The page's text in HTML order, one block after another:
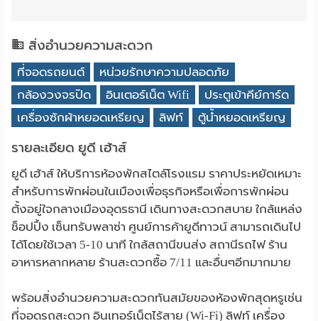
สิ่งอำนวยความสะดวก
ที่จอดรถยนต์
หน่วยรักษาความปลอดภัย
กล้องวงจรปิด
อินเตอร์เน็ต Wifi
ประตูเข้าคีย์การ์ด
เครื่องซักผ้าหยอดเหรียญ
ลิฟท์ ตู้น้ำหยอดเหรียญ
รายละเอียด ยูดี เฮ้าส์
ยูดี เฮ้าส์ ให้บริการห้องพักสไตล์โรงแรม ราคาประหยัดเหมาะ
สำหรับการพักผ่อนในเมืองเพื่อธุรกิจหรือเพื่อการพักผ่อน
ตั้งอยู่ใจกลางเมืองอุดรธานี เดินทางสะดวกสบาย ใกล้แหล่ง
ช็อปปิ้ง เซ็นทรับพลาซ่า ศูนย์การค้ายูดีทาวน์ สามารถเดินไป
ได้โดยใช้เวลา 5-10 นาที ใกล้สถานีขนส่ง สถานีรถไฟ ร้าน
อาหารหลากหลาย ร้านสะดวกซื้อ 7/11 และอื่นๆอีกมากมาย
พร้อมสิ่งอำนวยความสะดวกทันสมัยของห้องพักสุดหรูเช่น
ที่จอดรถสะดวก อินเทอร์เน็ตไร้สาย (Wi-Fi) ลิฟท์ เครื่อง